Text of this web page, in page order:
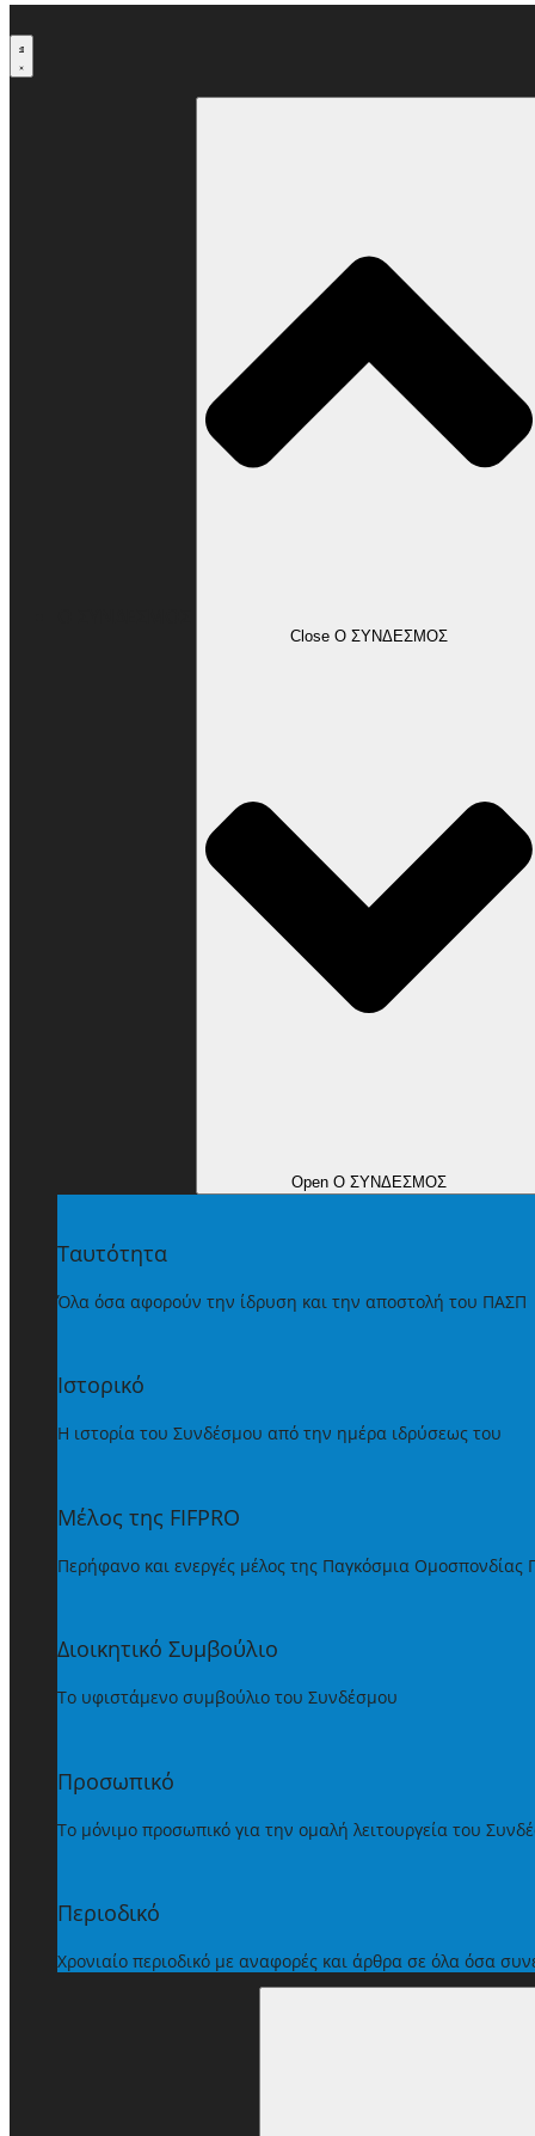
στο
περιεχόμενο
Close Ο ΣΥΝΔΕΣΜΟΣ
Open Ο ΣΥΝΔΕΣΜΟΣ
Ταυτότητα
Όλα όσα αφορούν την ίδρυση και την αποστολή του ΠΑΣΠ
Ιστορικό
Η ιστορία του Συνδέσμου από την ημέρα ιδρύσεως του
Μέλος της FIFPRO
Περήφανο και ενεργές μέλος της Παγκόσμια Ομοσπονδίας
Διοικητικό Συμβούλιο
Το υφιστάμενο συμβούλιο του Συνδέσμου
Προσωπικό
Το μόνιμο προσωπικό για την ομαλή λειτουργεία του
Περιοδικό
Χρονιαίο περιοδικό με αναφορές και άρθρα σε όλα όσα